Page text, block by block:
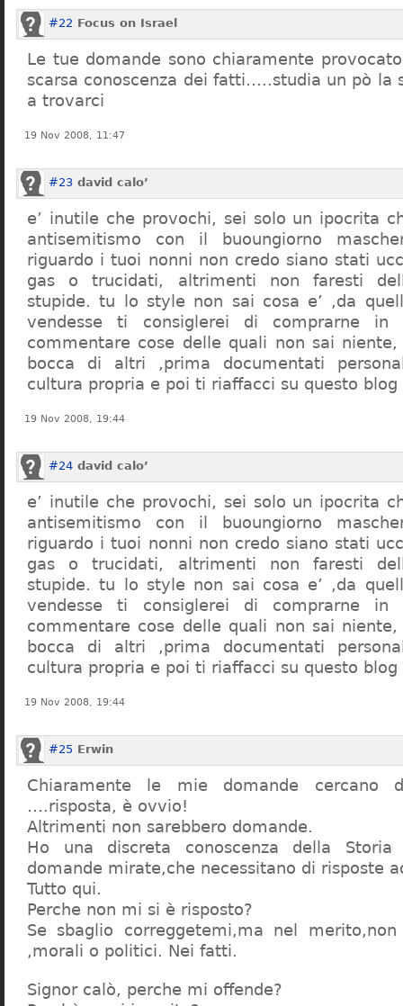
#22 Focus on Israel
Le tue domande sono chiaramente
scarsa conoscenza dei fatti…..studia un pò la
a trovarci
19 Nov 2008, 11:47
#23 david calo’
e’ inutile che provochi, sei solo un ipocrita
antisemitismo con il buoungiorno
riguardo i tuoi nonni non credo siano stati
gas o trucidati, altrimenti non faresti
stupide. tu lo style non sai cosa e’ ,da
vendesse ti consiglerei di comprarne in
commentare cose delle quali non sai
bocca di altri ,prima documentati
cultura propria e poi ti riaffacci su questo blog
19 Nov 2008, 19:44
#24 david calo’
e’ inutile che provochi, sei solo un ipocrita
antisemitismo con il buoungiorno
riguardo i tuoi nonni non credo siano stati
gas o trucidati, altrimenti non faresti
stupide. tu lo style non sai cosa e’ ,da
vendesse ti consiglerei di comprarne in
commentare cose delle quali non sai
bocca di altri ,prima documentati
cultura propria e poi ti riaffacci su questo blog
19 Nov 2008, 19:44
#25 Erwin
Chiaramente le mie domande cercano
….risposta, è ovvio!
Altrimenti non sarebbero domande.
Ho una discreta conoscenza della
domande mirate,che necessitano di risposte
Tutto qui.
Perche non mi si è risposto?
Se sbaglio correggetemi,ma nel
,morali o politici. Nei fatti.
Signor calò, perche mi offende?